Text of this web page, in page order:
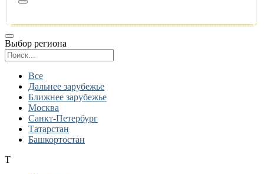
Выбор региона
Все
Дальнее зарубежье
Ближнее зарубежье
Москва
Санкт-Петербург
Татарстан
Башкортостан
Т